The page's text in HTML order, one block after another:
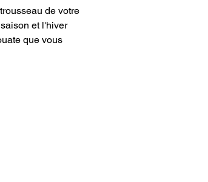
de votre
et l'hiver
que vous
et estivale !